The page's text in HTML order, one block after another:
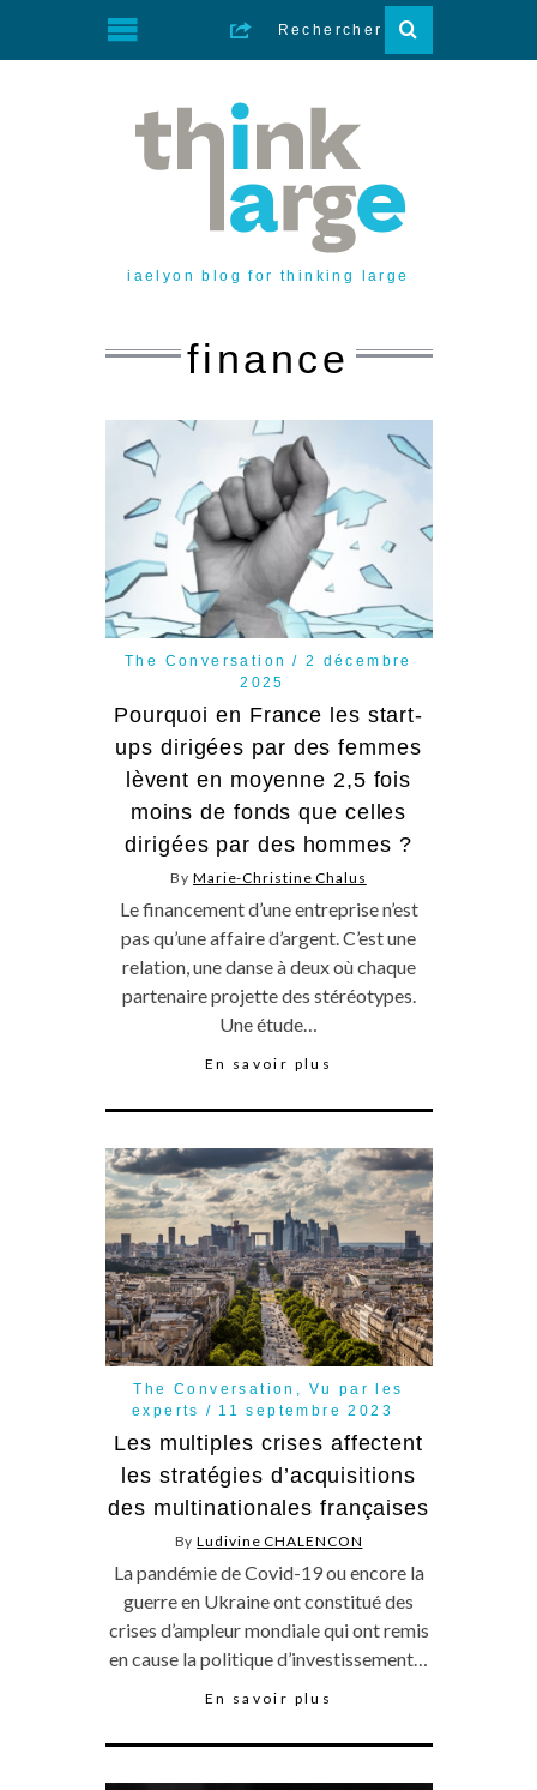
iaelyon blog for thinking large
finance
The Conversation
2 décembre
2025
Pourquoi en France les start-
ups dirigées par des femmes
lèvent en moyenne 2,5 fois
moins de fonds que celles
dirigées par des hommes ?
By Marie-Christine Chalus
Le financement d’une entreprise n’est
pas qu’une affaire d’argent. C’est une
relation, une danse à deux où chaque
partenaire projette des stéréotypes.
Une étude…
En savoir plus
The Conversation , Vu par les
experts
11 septembre 2023
Les multiples crises affectent
les stratégies d’acquisitions
des multinationales françaises
ByLudivine CHALENCON
La pandémie de Covid-19 ou encore la
guerre en Ukraine ont constitué des
crises d’ampleur mondiale qui ont remis
en cause la politique d’investissement…
En savoir plus